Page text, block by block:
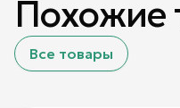
Похожие
Все товары